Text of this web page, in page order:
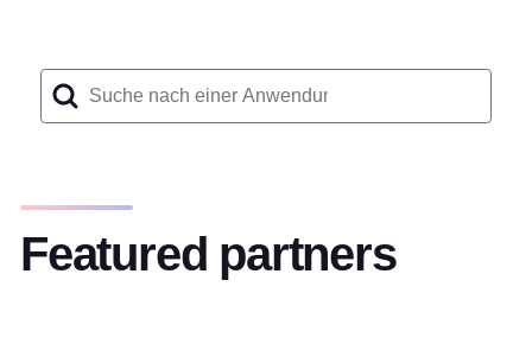
Featured partners